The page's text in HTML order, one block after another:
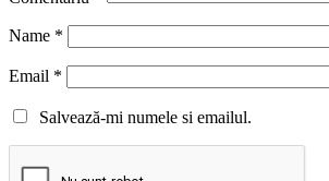
Name *
Email *
Salvează-mi numele si emailul.